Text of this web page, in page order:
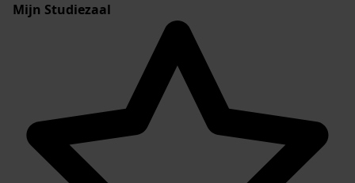
Mijn Studiezaal